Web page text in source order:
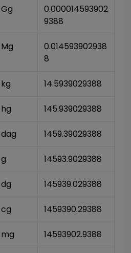
Gg
0.000014593902
9388
Mg
0.014593902938
8
kg 14.5939029388
hg 145.939029388
dag 1459.39029388
g 14593.9029388
dg 145939.029388
cg 1459390.29388
mg 14593902.9388